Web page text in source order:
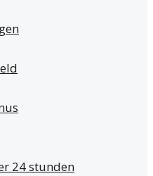
24 stunden